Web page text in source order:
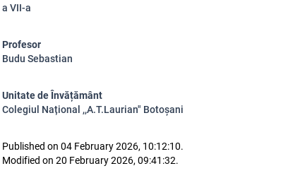
a VII-a
Profesor
Budu Sebastian
Unitate de Învățământ
Colegiul Național ,,A.T.Laurian" Botoșani
Published on 04 February 2026, 10:12:10.
Modified on 20 February 2026, 09:41:32.